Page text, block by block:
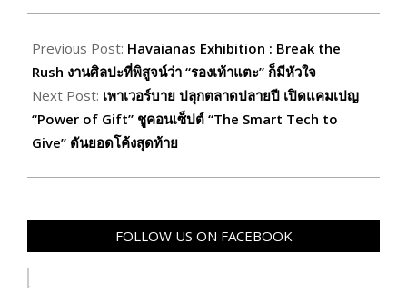
11-
17
Previous Post: Havaianas Exhibition : Break the
Rush งานศิลปะที่พิสูจน์ว่า “รองเท้าแตะ” ก็มีหัวใจ
Next Post: เพาเวอร์บาย ปลุกตลาดปลายปี เปิดแคมเปญ
“Power of Gift” ชูคอนเซ็ปต์ “The Smart Tech to
Give” ดันยอดโค้งสุดท้าย
FOLLOW US ON FACEBOOK